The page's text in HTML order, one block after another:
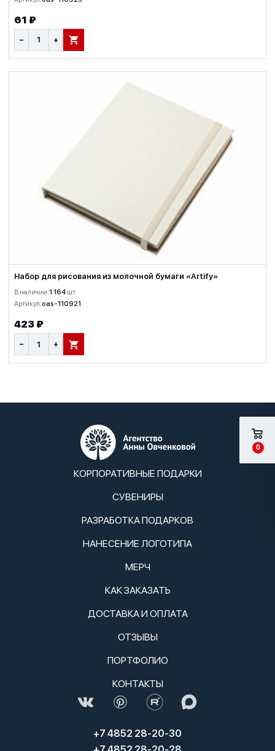
61 ₽
− + В КОРЗИНУ
Набор для рисования из молочной бумаги «Artify»
В наличии:1 164 шт.
Артикул:oas-110921
423 ₽
− + В КОРЗИНУ
КОРПОРАТИВНЫЕ ПОДАРКИ
СУВЕНИРЫ
РАЗРАБОТКА ПОДАРКОВ
НАНЕСЕНИЕ ЛОГОТИПА
МЕРЧ
КАК ЗАКАЗАТЬ
ДОСТАВКА И ОПЛАТА
ОТЗЫВЫ
ПОРТФОЛИО
КОНТАКТЫ
+7 4852 28-20-30
0